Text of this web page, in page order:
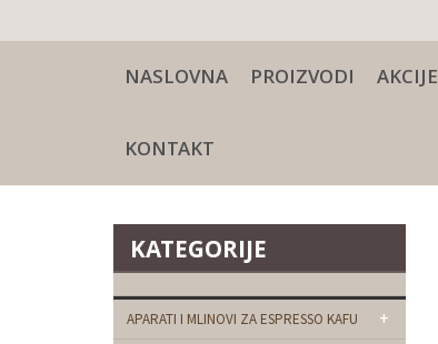
NASLOVNA PROIZVODI AKCIJE
KONTAKT
KATEGORIJE
APARATI I MLINOVI ZA ESPRESSO KAFU +